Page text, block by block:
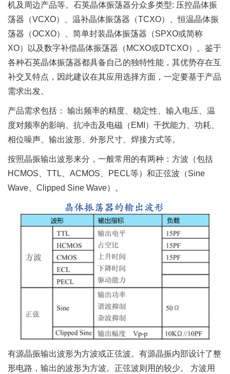
机及周边产品等。石英晶体振荡器分众多类型: 压控晶体振
荡器（VCXO）、温补晶体振荡器（TCXO）、恒温晶体振
荡器（OCXO）、简单封装晶体振荡器（SPXO或简称
XO）以及数字补偿晶体振荡器（MCXO或DTCXO）。鉴于
各种石英晶体振荡器都具备自己的独特性能，其优势存在互
补交叉特点，因此建议在其应用选择方面，一定要基于产品
需求出发。
产品需求包括： 输出频率的精度、稳定性、输入电压、温
度对频率的影响、抗冲击及电磁（EMI）干扰能力、功耗、
相位噪声、输出波形、外形尺寸、焊接方式等。
按照晶振输出波形来分，一般常用的有两种：方波（包括
HCMOS、TTL、ACMOS、PECL等）和正弦波（Sine
Wave、Clipped Sine Wave）。
有源晶振输出波形为方波或正弦波。有源晶振内部设计了整
形电路，输出的波形为方波。正弦波则用的较少。 方波用